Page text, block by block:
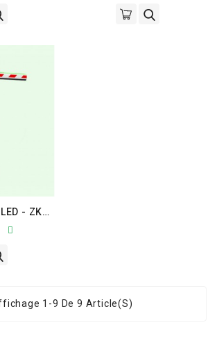
ProBG3130 L / R LED - ZKTeco
1-9 De 9 Article(s)